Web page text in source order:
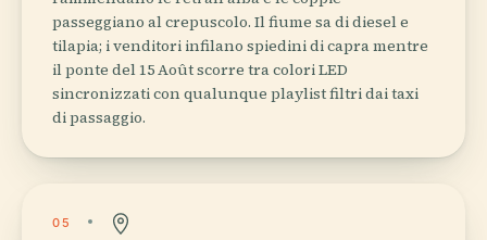
passeggiano al crepuscolo. Il fiume sa di diesel e
tilapia; i venditori infilano spiedini di capra mentre
il ponte del 15 Août scorre tra colori LED
sincronizzati con qualunque playlist filtri dai taxi
di passaggio.
05